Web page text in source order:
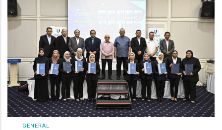
GENERAL